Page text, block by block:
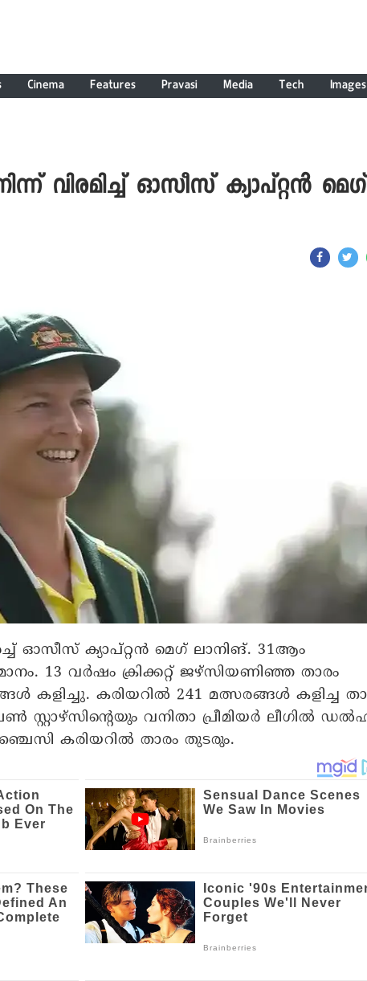
Cinema Features Pravasi Media Tech Images
നിന്ന് വിരമിച്ച് ഓസീസ് ക്യാപ്റ്റൻ മെഗ്
ഓസീസ് ക്യാപ്റ്റൻ മെഗ് ലാനിങ്. 31ആം
13 വർഷം ക്രിക്കറ്റ് ജഴ്‌സിയണിഞ്ഞ താരം
കളിച്ചു. കരിയറിൽ 241 മത്സരങ്ങൾ കളിച്ച
വനിതാ പ്രീമിയർ ലീഗിൽ
കരിയറിൽ താരം തുടരും.